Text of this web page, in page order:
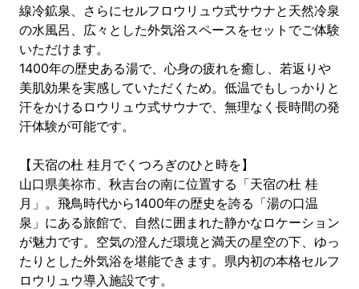
線冷鉱泉、さらにセルフロウリュウ式サウナと天然冷泉
の水風呂、広々とした外気浴スペースをセットでご体験
いただけます。
1400年の歴史ある湯で、心身の疲れを癒し、若返りや
美肌効果を実感していただくため。低温でもしっかりと
汗をかけるロウリュウ式サウナで、無理なく長時間の発
汗体験が可能です。
【天宿の杜 桂月でくつろぎのひと時を】
山口県美祢市、秋吉台の南に位置する「天宿の杜 桂
月」。飛鳥時代から1400年の歴史を誇る「湯の口温
泉」にある旅館で、自然に囲まれた静かなロケーション
が魅力です。空気の澄んだ環境と満天の星空の下、ゆっ
たりとした外気浴を堪能できます。県内初の本格セルフ
ロウリュウ導入施設です。